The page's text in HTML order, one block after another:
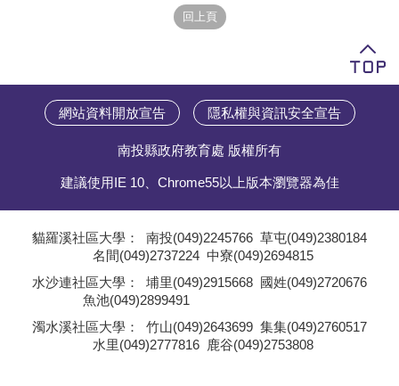
校務行政
網站資料開放宣告 隱私權與資訊安全宣告
南投縣政府教育處 版權所有
建議使用IE 10、Chrome55以上版本瀏覽器為佳
貓羅溪社區大學： 南投(049)2245766 草屯(049)2380184
名間(049)2737224 中寮(049)2694815
水沙連社區大學： 埔里(049)2915668 國姓(049)2720676
魚池(049)2899491
濁水溪社區大學： 竹山(049)2643699 集集(049)2760517
水里(049)2777816 鹿谷(049)2753808